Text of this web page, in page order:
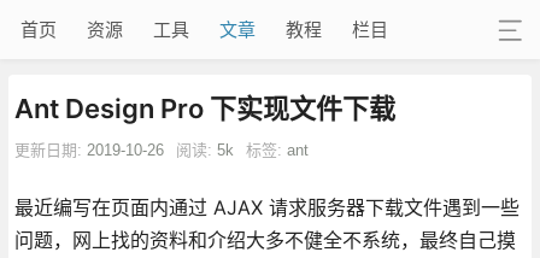
首页 资源 工具 文章 教程 栏目
Ant Design Pro 下实现文件下载
更新日期: 2019-10-26 阅读: 5k 标签: ant
最近编写在页面内通过 AJAX 请求服务器下载文件遇到一些
问题，网上找的资料和介绍大多不健全不系统，最终自己摸